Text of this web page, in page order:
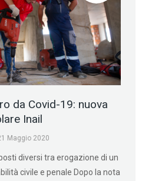
da Covid-19: nuova
Inail
Maggio 2020
diversi tra erogazione di un
civile e penale Dopo la nota